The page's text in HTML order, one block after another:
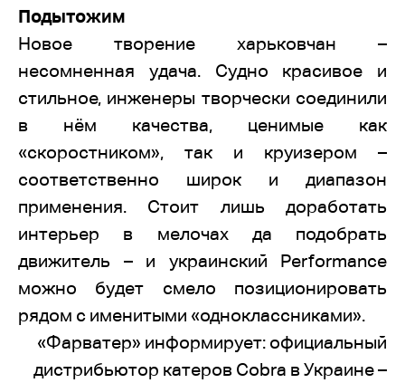
Подытожим
Новое творение харьковчан –
несомненная удача. Судно красивое и
стильное, инженеры творчески соединили
в нём качества, ценимые как
«скоростником», так и круизером –
соответственно широк и диапазон
применения. Стоит лишь доработать
интерьер в мелочах да подобрать
движитель – и украинский Performance
можно будет смело позиционировать
рядом с именитыми «одноклассниками».
«Фарватер» информирует: официальный
дистрибьютор катеров Cobra в Украине –